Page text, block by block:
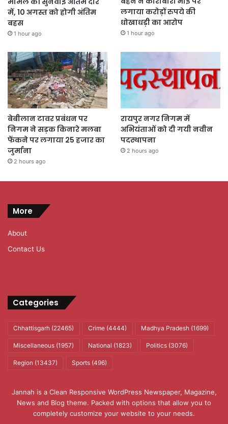
में, 10 अगस्त को होगी अंतिम
बहस
1 hour ago
लगाया करोड़ों रुपये की
धोखाधड़ी का आरोप
1 hour ago
बेबीलान टावर प्रबंधन पर
निगम ने सड़क किनारे मलबा
फेंकने पर लगाया 25 हजार का
जुर्माना
2 hours ago
रायपुर नगर निगम में
अभियंताओं को दी गयी नवीन
पदस्थापना
2 hours ago
More
About
Contact Us
Categories
Chhattisgarh (22465) Crime (4444) Madhya Pradesh (1699)
Miscellaneous (1957) National (1823) Politics (3076)
Region (13437) Sports (496)
Jannah is a Clean Responsive WordPress Newspaper, Magazine,
News and Blog theme. Packed with options that allow you to
completely customize your website to your needs.